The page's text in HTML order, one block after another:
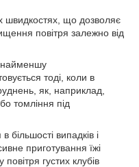
швидкостях, що дозволяє
повітря залежно від
найменшу
тоді, коли в
як, наприклад,
томління під
більшості випадків і
приготування їжі
густих клубів